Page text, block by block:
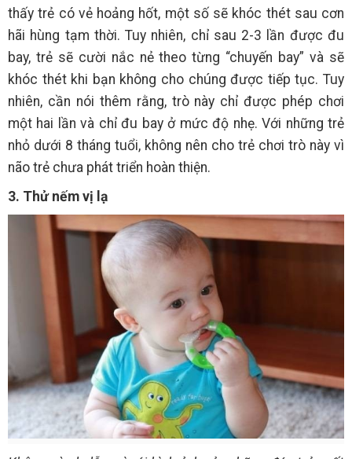
thấy trẻ có vẻ hoảng hốt, một số sẽ khóc thét sau cơn
hãi hùng tạm thời. Tuy nhiên, chỉ sau 2-3 lần được đu
bay, trẻ sẽ cười nắc nẻ theo từng “chuyến bay” và sẽ
khóc thét khi bạn không cho chúng được tiếp tục. Tuy
nhiên, cần nói thêm rằng, trò này chỉ được phép chơi
một hai lần và chỉ đu bay ở mức độ nhẹ. Với những trẻ
nhỏ dưới 8 tháng tuổi, không nên cho trẻ chơi trò này vì
não trẻ chưa phát triển hoàn thiện.
3. Thử nếm vị lạ